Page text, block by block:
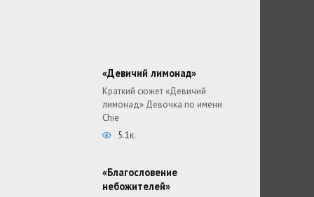
«Девичий лимонад»
Краткий сюжет «Девичий
лимонад» Девочка по имени
Chie
5.1к.
«Благословение
небожителей»